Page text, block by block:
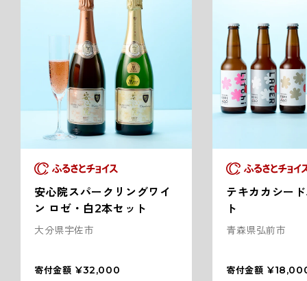
安心院スパークリングワイ
ン ロゼ・白2本セット
大分県宇佐市
寄付金額 ¥32,000
テキカカシー
ト
青森県弘前市
寄付金額